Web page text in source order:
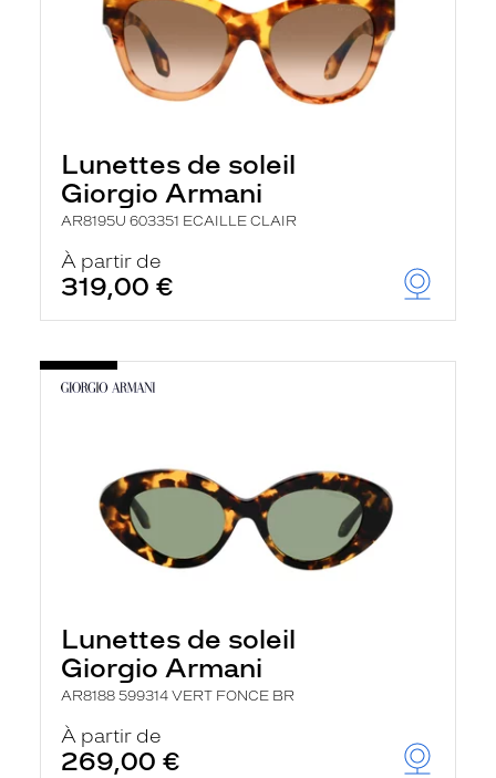
Lunettes de soleil
Giorgio Armani
AR8195U 603351 ECAILLE CLAIR
À partir de
319,00 €
Lunettes de soleil
Giorgio Armani
AR8188 599314 VERT FONCE BR
À partir de
269,00 €